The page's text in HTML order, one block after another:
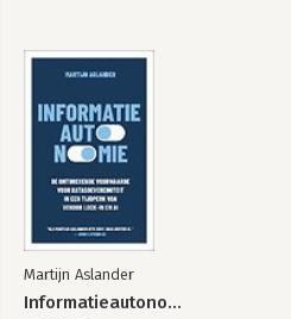
Martijn Aslander
Informatieautonomie